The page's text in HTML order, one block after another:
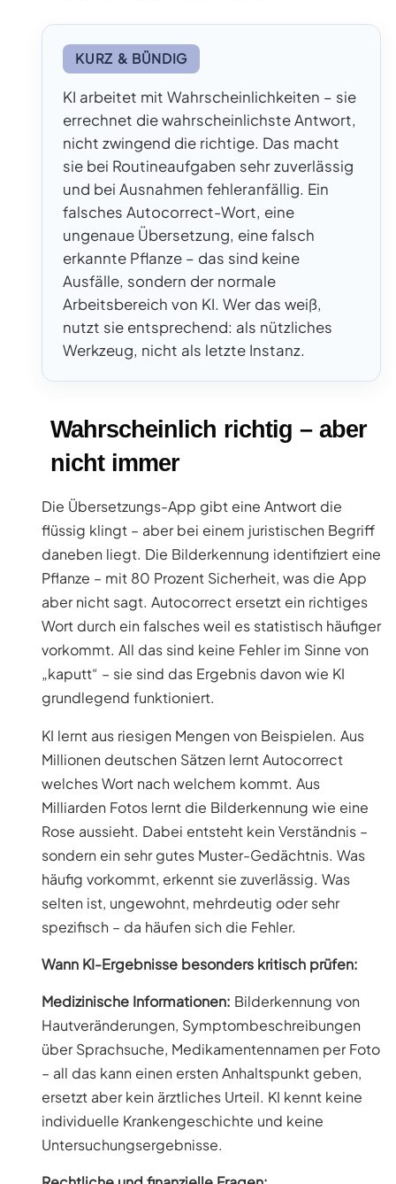
KURZ & BÜNDIG
KI arbeitet mit Wahrscheinlichkeiten – sie
errechnet die wahrscheinlichste Antwort,
nicht zwingend die richtige. Das macht
sie bei Routineaufgaben sehr zuverlässig
und bei Ausnahmen fehleranfällig. Ein
falsches Autocorrect-Wort, eine
ungenaue Übersetzung, eine falsch
erkannte Pflanze – das sind keine
Ausfälle, sondern der normale
Arbeitsbereich von KI. Wer das weiß,
nutzt sie entsprechend: als nützliches
Werkzeug, nicht als letzte Instanz.
Wahrscheinlich richtig – aber
nicht immer
Die Übersetzungs-App gibt eine Antwort die
flüssig klingt – aber bei einem juristischen Begriff
daneben liegt. Die Bilderkennung identifiziert eine
Pflanze – mit 80 Prozent Sicherheit, was die App
aber nicht sagt. Autocorrect ersetzt ein richtiges
Wort durch ein falsches weil es statistisch häufiger
vorkommt. All das sind keine Fehler im Sinne von
„kaputt“ – sie sind das Ergebnis davon wie KI
grundlegend funktioniert.
KI lernt aus riesigen Mengen von Beispielen. Aus
Millionen deutschen Sätzen lernt Autocorrect
welches Wort nach welchem kommt. Aus
Milliarden Fotos lernt die Bilderkennung wie eine
Rose aussieht. Dabei entsteht kein Verständnis –
sondern ein sehr gutes Muster-Gedächtnis. Was
häufig vorkommt, erkennt sie zuverlässig. Was
selten ist, ungewohnt, mehrdeutig oder sehr
spezifisch – da häufen sich die Fehler.
Wann KI-Ergebnisse besonders kritisch prüfen:
Medizinische Informationen: Bilderkennung von
Hautveränderungen, Symptombeschreibungen
über Sprachsuche, Medikamentennamen per Foto
– all das kann einen ersten Anhaltspunkt geben,
ersetzt aber kein ärztliches Urteil. KI kennt keine
individuelle Krankengeschichte und keine
Untersuchungsergebnisse.